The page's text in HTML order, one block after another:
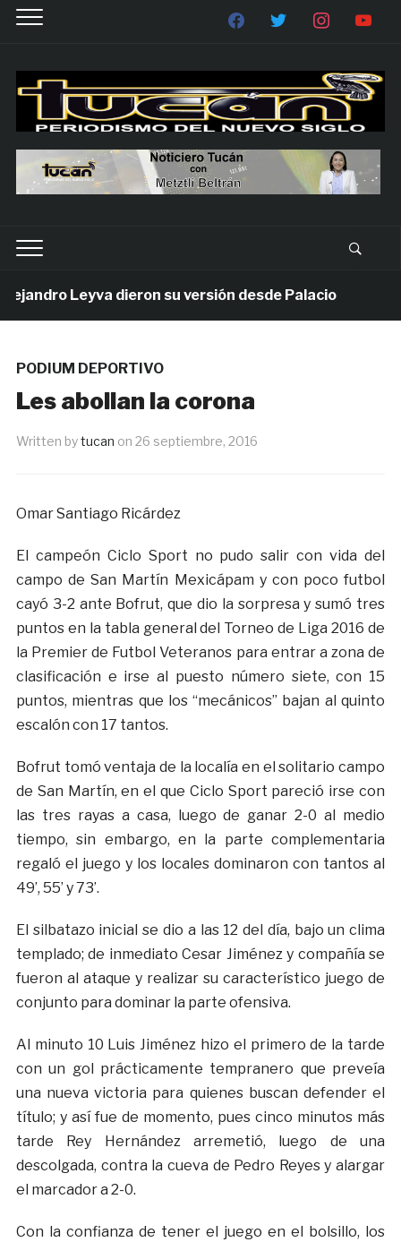
Leyva dieron su versión desde Palacio
PODIUM DEPORTIVO
Les abollan la corona
Written bytucan on 26 septiembre, 2016
Omar Santiago Ricárdez
El campeón Ciclo Sport no pudo salir con vida del
campo de San Martín Mexicápam y con poco futbol
cayó 3-2 ante Bofrut, que dio la sorpresa y sumó tres
puntos en la tabla general del Torneo de Liga 2016 de
la Premier de Futbol Veteranos para entrar a zona de
clasificación e irse al puesto número siete, con 15
puntos, mientras que los “mecánicos” bajan al quinto
escalón con 17 tantos.
Bofrut tomó ventaja de la localía en el solitario campo
de San Martín, en el que Ciclo Sport pareció irse con
las tres rayas a casa, luego de ganar 2-0 al medio
tiempo, sin embargo, en la parte complementaria
regaló el juego y los locales dominaron con tantos al
49’, 55’ y 73’.
El silbatazo inicial se dio a las 12 del día, bajo un clima
templado; de inmediato Cesar Jiménez y compañía se
fueron al ataque y realizar su característico juego de
conjunto para dominar la parte ofensiva.
Al minuto 10 Luis Jiménez hizo el primero de la tarde
con un gol prácticamente tempranero que preveía
una nueva victoria para quienes buscan defender el
título; y así fue de momento, pues cinco minutos más
tarde Rey Hernández arremetió, luego de una
descolgada, contra la cueva de Pedro Reyes y alargar
el marcador a 2-0.
Con la confianza de tener el juego en el bolsillo, los